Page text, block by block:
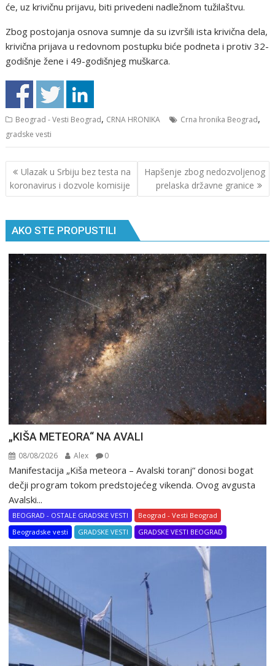
će, uz krivičnu prijavu, biti privedeni nadležnom tužilaštvu.
Zbog postojanja osnova sumnje da su izvršili ista krivična dela,
krivična prijava u redovnom postupku biće podneta i protiv 32-
godišnje žene i 49-godišnjeg muškarca.
Beograd - Vesti Beograd, CRNA HRONIKA Crna hronika Beograd,
gradske vesti
Кретање
чланка
Ulazak u Srbiju bez testa na
koronavirus i dozvole komisije
Hapšenje zbog nedozvoljenog
prelaska državne granice
AKO STE PROPUSTILI
„KIŠA METEORA“ NA AVALI
08/08/2026 Alex 0
Manifestacija „Kiša meteora – Avalski toranj“ donosi bogat
dečji program tokom predstojećeg vikenda. Ovog avgusta
Avalski...
BEOGRAD - OSTALE GRADSKE VESTI
Beograd - Vesti Beograd
Beogradske vesti
GRADSKE VESTI GRADSKE VESTI BEOGRAD